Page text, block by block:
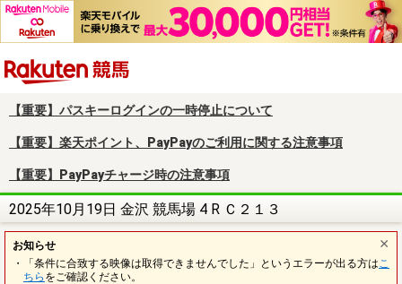
【重要】パスキーログインの一時停止について
【重要】楽天ポイント、PayPayのご利用に関する注意事項
【重要】PayPayチャージ時の注意事項
2025年10月19日 金沢 競馬場 4 R Ｃ２１３
お知らせ
・「条件に合致する映像は取得できませんでした」というエラーが出る方は こ
ちら をご確認ください。